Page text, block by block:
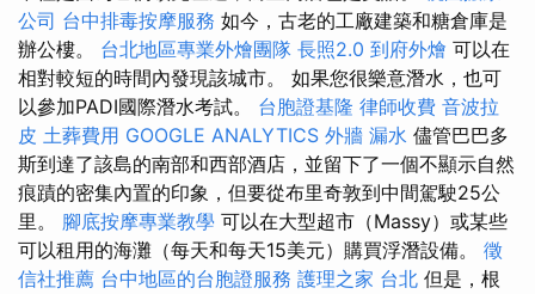
公司 台中排毒按摩服務 如今，古老的工廠建築和糖倉庫是
辦公樓。 台北地區專業外燴團隊 長照2.0 到府外燴 可以在
相對較短的時間內發現該城市。 如果您很樂意潛水，也可
以參加PADI國際潛水考試。 台胞證基隆 律師收費 音波拉
皮 土葬費用 GOOGLE ANALYTICS 外牆 漏水 儘管巴巴多
斯到達了該島的南部和西部酒店，並留下了一個不顯示自然
痕蹟的密集內置的印象，但要從布里奇敦到中間駕駛25公
里。 腳底按摩專業教學 可以在大型超市（Massy）或某些
可以租用的海灘（每天和每天15美元）購買浮潛設備。 徵
信社推薦 台中地區的台胞證服務 護理之家 台北 但是，根